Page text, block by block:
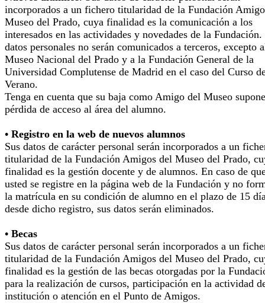
incorporados a un fichero titularidad de la Fundación
Museo del Prado, cuya finalidad es la comunicación a los
interesados en las actividades y novedades de la Fundación.
datos personales no serán comunicados a terceros, excepto
Museo Nacional del Prado y a la Fundación General de la
Universidad Complutense de Madrid en el caso del Curso
Verano.
Tenga en cuenta que su baja como Amigo del Museo
pérdida de acceso al área del alumno.
• Registro en la web de nuevos alumnos
Sus datos de carácter personal serán incorporados a un
titularidad de la Fundación Amigos del Museo del Prado,
finalidad es la gestión docente y de alumnos. En caso de
usted se registre en la página web de la Fundación y no
la matrícula en su condición de alumno en el plazo de 15
desde dicho registro, sus datos serán eliminados.
• Becas
Sus datos de carácter personal serán incorporados a un
titularidad de la Fundación Amigos del Museo del Prado,
finalidad es la gestión de las becas otorgadas por la
para la realización de cursos, participación en la actividad
institución o atención en el Punto de Amigos.